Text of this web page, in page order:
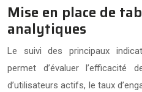
Mise en place de
analytiques
Le suivi des principaux
permet d’évaluer l’efficacité
d’utilisateurs actifs, le taux